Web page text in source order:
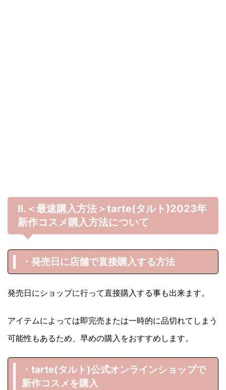
Ⅱ.＜最速購入方法＞tarte(タルト)2023年
新作コスメ購入方法について
・発売日に店舗で直接購入する方法
発売日にショップに行って直接購入する事も出来ます。
アイテムによっては即完売または一時的に品切れてしまう
可能性もあるため、早めの購入をおすすめします。
・tarte(タルト)公式オンラインショップで
新作コスメを購入